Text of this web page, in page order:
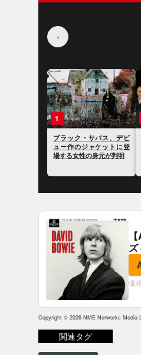
‹
1
ブラック・サバス、デビ
ュー作のジャケットに登
場する女性の身元が判明
ズ
価
Copyright © 2026 NME Networks Media
関連タグ